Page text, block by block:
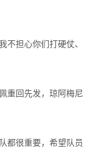
不担心你们打硬仗、
重回先发，琼阿梅尼
都很重要，希望队员